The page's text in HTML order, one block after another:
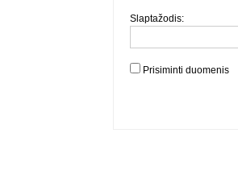
Slaptažodis:
Prisiminti duomenis